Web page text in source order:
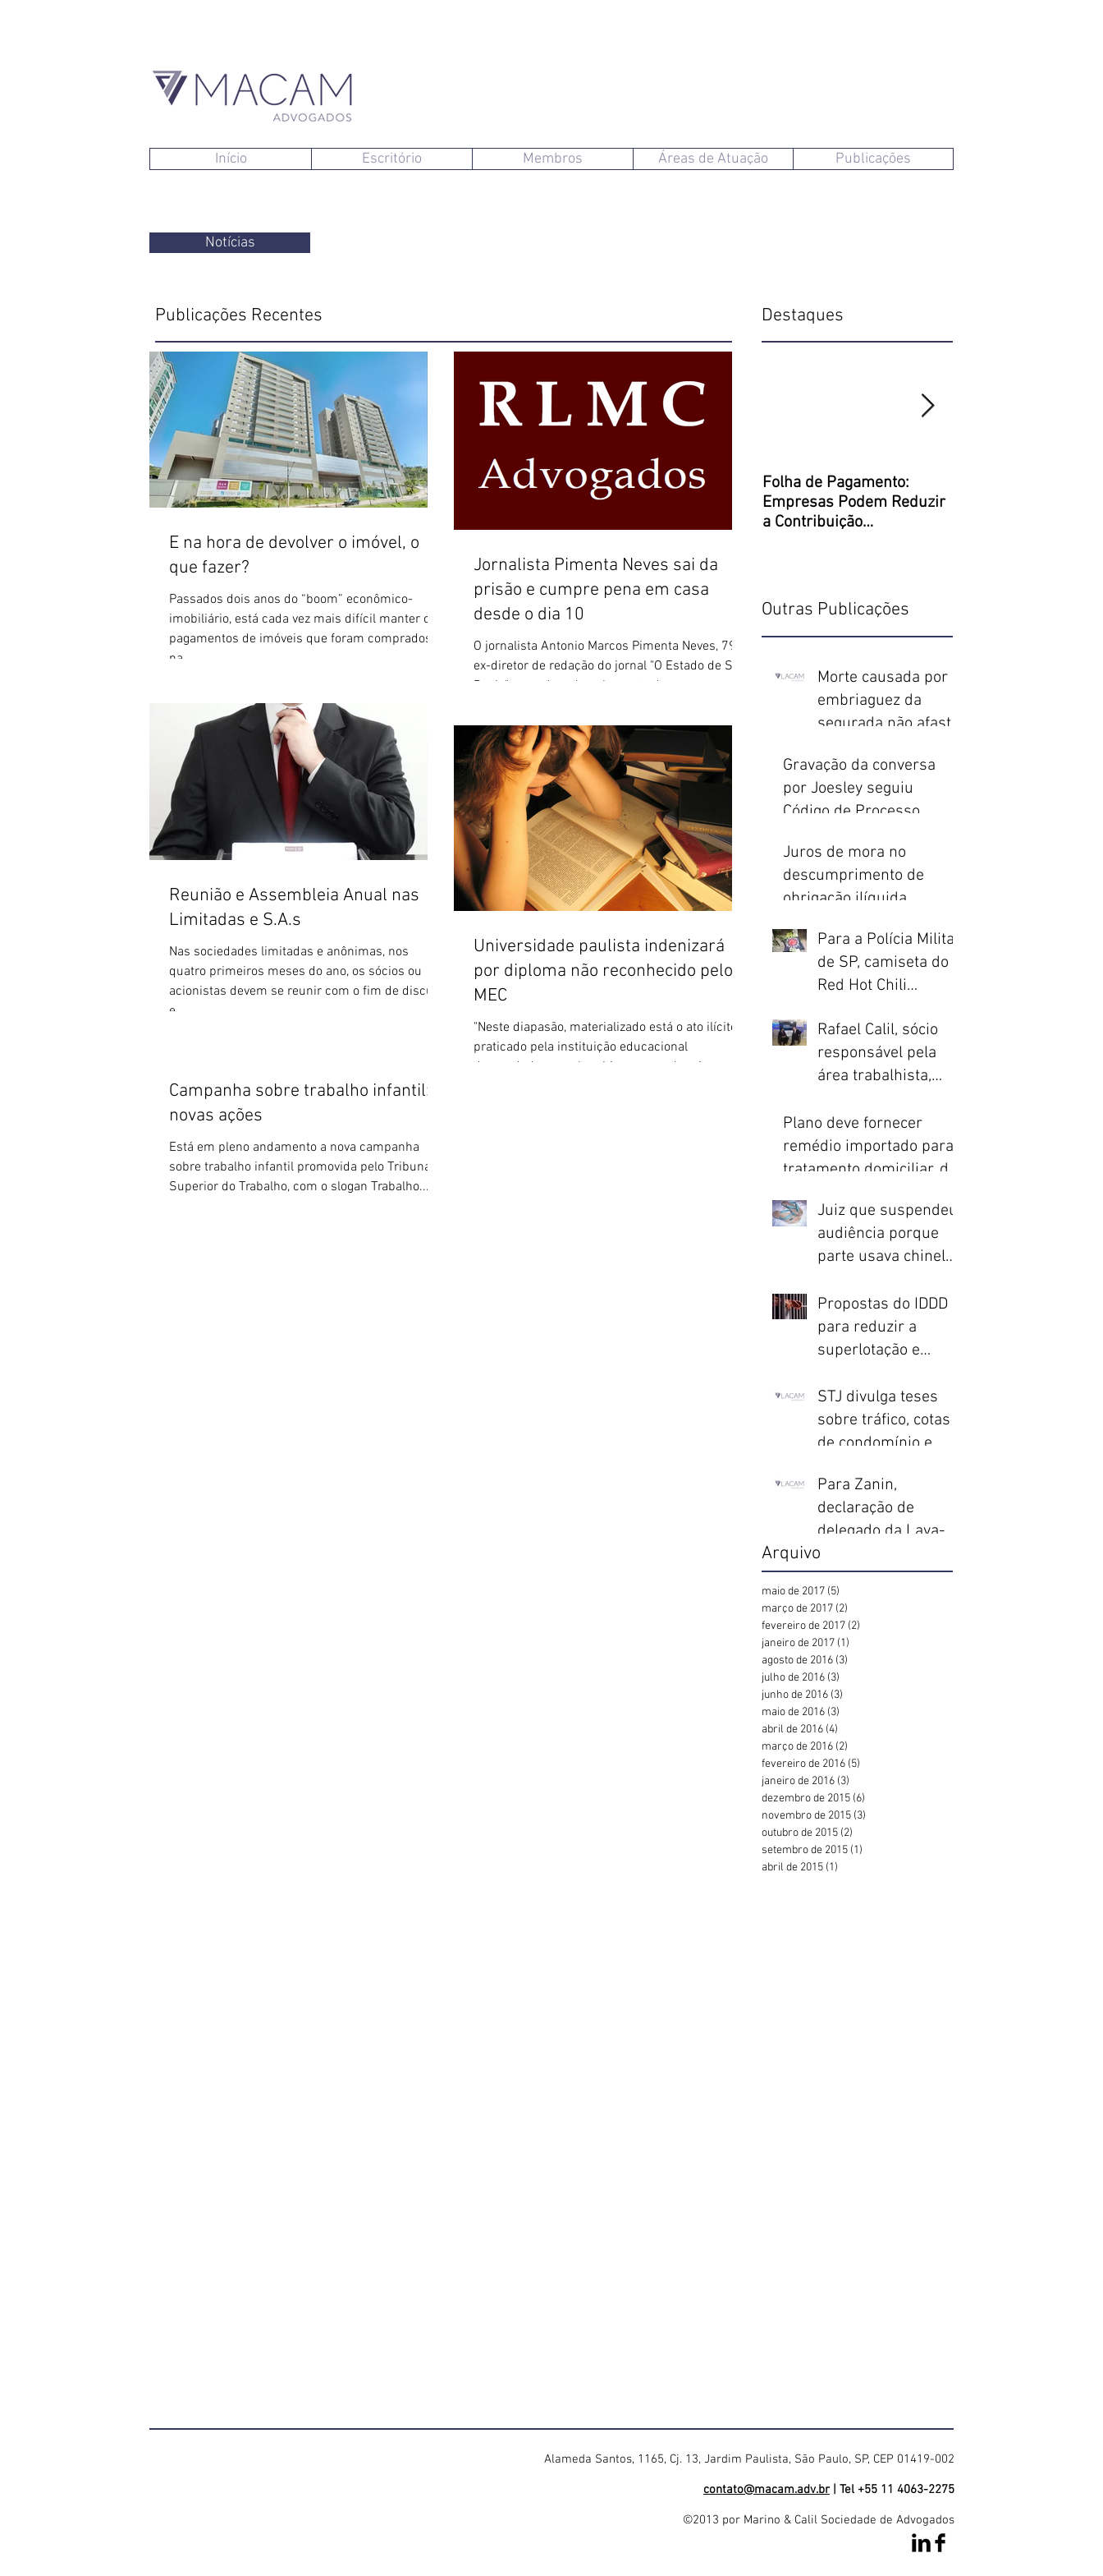
Início Escritório Membros Áreas de Atuação Publicações
Notícias
Publicações Recentes Destaques
Folha de Pagamento:
Empresas Podem Reduzir
a Contribuição
Outras Publicações
Morte causada por
embriaguez da
segurada não afasta
seguro de vida
Gravação da conversa
por Joesley seguiu
Código de Processo
Juros de mora no
descumprimento de
obrigação ilíquida
da citaçãoPara a Polícia Militar
de SP, camiseta do
Red Hot Chili
crime
Rafael Calil, sócio
responsável pela
área trabalhista,
sobre Reforma
Trabalhista
Plano deve fornecer
remédio importado para
tratamento domiciliar, diz
Juiz que suspendeu
audiência porque
parte usava chinelo
Propostas do IDDD
para reduzir a
superlotação e
penitenciário são
apresentadas no
STJ divulga teses
sobre tráfico, cotas
de condomínio e
Para Zanin,
declaração de
delegado da Lava-
Jato sobre “timing”
para prender Lula é
coerção moral
Arquivo
maio de 2017 (5)
março de 2017 (2)
fevereiro de 2017 (2)
janeiro de 2017 (1)
agosto de 2016 (3)
julho de 2016 (3)
junho de 2016 (3)
maio de 2016 (3)
abril de 2016 (4)
março de 2016 (2)
fevereiro de 2016 (5)
janeiro de 2016 (3)
dezembro de 2015 (6)
novembro de 2015 (3)
outubro de 2015 (2)
setembro de 2015 (1)
abril de 2015 (1)
E na hora de devolver o imóvel, o
que fazer?
Passados dois anos do “boom” econômico-
imobiliário, está cada vez mais difícil manter os
pagamentos de imóveis que foram comprados
na...
Jornalista Pimenta Neves sai da
prisão e cumpre pena em casa
desde o dia 10
O jornalista Antonio Marcos Pimenta Neves, 79,
ex-diretor de redação do jornal "O Estado de S.
Paulo", e condenado pela morte da...
Reunião e Assembleia Anual nas
Limitadas e S.A.s
Nas sociedades limitadas e anônimas, nos
quatro primeiros meses do ano, os sócios ou
acionistas devem se reunir com o fim de discutir
e...
Universidade paulista indenizará
por diploma não reconhecido pelo
MEC
"Neste diapasão, materializado está o ato ilícito
praticado pela instituição educacional
demandada, a qual omitiu-se em advertir os
Campanha sobre trabalho infantil:
novas ações
Está em pleno andamento a nova campanha
sobre trabalho infantil promovida pelo Tribunal
Superior do Trabalho, com o slogan Trabalho...
Alameda Santos, 1165, Cj. 13, Jardim Paulista, São Paulo, SP, CEP 01419-002
contato@macam.adv.br | Tel +55 11 4063-2275
©2013 por Marino & Calil Sociedade de Advogados